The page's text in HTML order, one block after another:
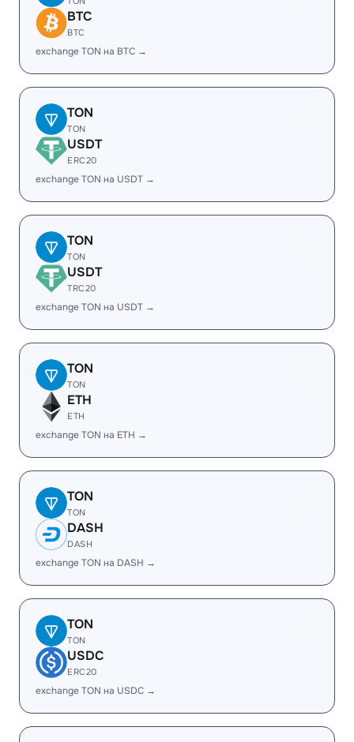
BTC
BTC
exchange TON на BTC →
TON
TON
USDT
ERC20
exchange TON на USDT →
TON
TON
USDT
TRC20
exchange TON на USDT →
TON
TON
ETH
ETH
exchange TON на ETH →
TON
TON
DASH
DASH
exchange TON на DASH →
TON
TON
USDC
ERC20
exchange TON на USDC →